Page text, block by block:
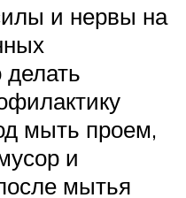
и нервы на
делать
мыть проем,
и
мытья